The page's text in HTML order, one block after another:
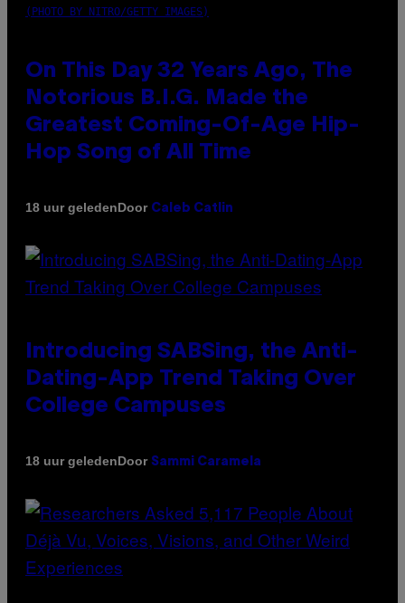
(PHOTO BY NITRO/GETTY IMAGES)
On This Day 32 Years Ago, The
Notorious B.I.G. Made the
Greatest Coming-Of-Age Hip-
Hop Song of All Time
18 uur geledenDoor Caleb Catlin
Introducing SABSing, the Anti-
Dating-App Trend Taking Over
College Campuses
18 uur geledenDoor Sammi Caramela